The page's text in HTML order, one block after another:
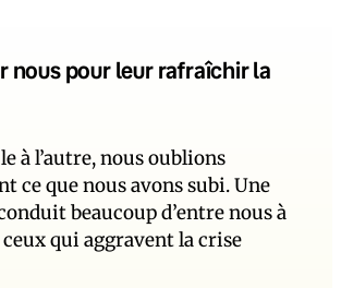
nous pour leur rafraîchir la
à l’autre, nous oublions
ce que nous avons subi. Une
beaucoup d’entre nous à
qui aggravent la crise